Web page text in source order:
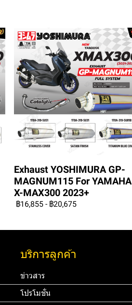
Exhaust YOSHIMURA GP-
MAGNUM115 For YAMAHA
X-MAX300 2023+
฿16,855 - ฿20,675
บริการลูกค้า
ข่าวสาร
โปรโมชั่น